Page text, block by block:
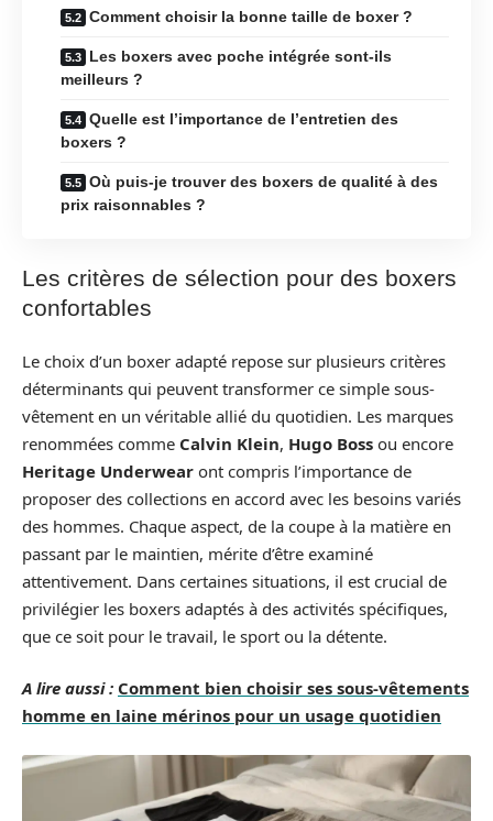
Comment choisir la bonne taille de boxer ?
Les boxers avec poche intégrée sont-ils
meilleurs ?
Quelle est l’importance de l’entretien des
boxers ?
Où puis-je trouver des boxers de qualité à des
prix raisonnables ?
Les critères de sélection pour des boxers
confortables
Le choix d’un boxer adapté repose sur plusieurs critères
déterminants qui peuvent transformer ce simple sous-
vêtement en un véritable allié du quotidien. Les marques
renommées comme Calvin Klein, Hugo Boss ou encore
Heritage Underwear ont compris l’importance de
proposer des collections en accord avec les besoins variés
des hommes. Chaque aspect, de la coupe à la matière en
passant par le maintien, mérite d’être examiné
attentivement. Dans certaines situations, il est crucial de
privilégier les boxers adaptés à des activités spécifiques,
que ce soit pour le travail, le sport ou la détente.
A lire aussi : Comment bien choisir ses sous-vêtements
homme en laine mérinos pour un usage quotidien